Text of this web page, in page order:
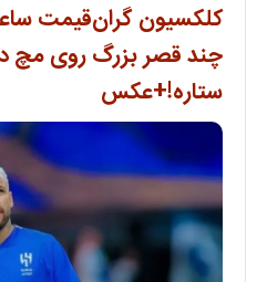
کلکسیون گران‌قیمت
چند قصر بزرگ روی مچ
ستاره!+عکس